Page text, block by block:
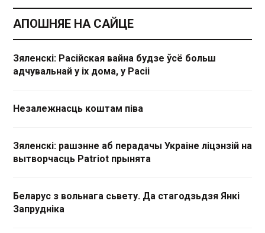
АПОШНЯЕ НА САЙЦЕ
Зяленскі: Расійская вайна будзе ўсё больш
адчувальнай у іх дома, у Расіі
Незалежнасць коштам піва
Зяленскі: рашэнне аб перадачы Украіне ліцэнзій на
вытворчасць Patriot прынята
Беларус з вольнага сьвету. Да стагодзьдзя Янкі
Запрудніка